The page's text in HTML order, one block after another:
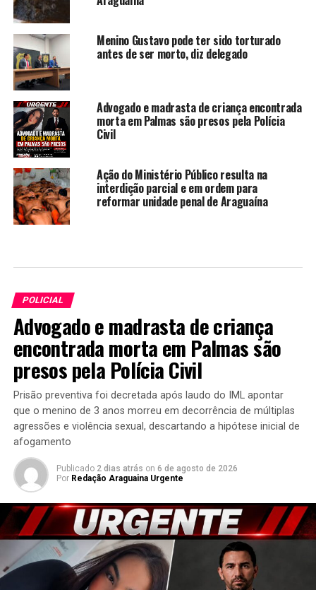
Menino Gustavo pode ter sido torturado
antes de ser morto, diz delegado
Advogado e madrasta de criança encontrada
morta em Palmas são presos pela Polícia
Civil
Ação do Ministério Público resulta na
interdição parcial e em ordem para
reformar unidade penal de Araguaína
POLICIAL
Advogado e madrasta de criança
encontrada morta em Palmas são
presos pela Polícia Civil
Prisão preventiva foi decretada após laudo do IML apontar
que o menino de 3 anos morreu em decorrência de múltiplas
agressões e violência sexual, descartando a hipótese inicial de
afogamento
Publicado 2 dias atrás on 6 de agosto de 2026
Por Redação Araguaina Urgente